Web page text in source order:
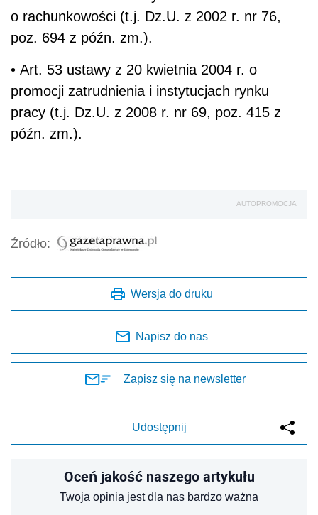
o rachunkowości (t.j. Dz.U. z 2002 r. nr 76,
poz. 694 z późn. zm.).
• Art. 53 ustawy z 20 kwietnia 2004 r. o
promocji zatrudnienia i instytucjach rynku
pracy (t.j. Dz.U. z 2008 r. nr 69, poz. 415 z
późn. zm.).
AUTOPROMOCJA
Źródło:
Wersja do druku
Napisz do nas
Zapisz się na newsletter
Udostępnij
Oceń jakość naszego artykułu
Twoja opinia jest dla nas bardzo ważna